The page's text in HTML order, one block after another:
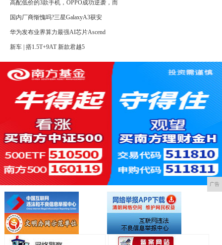
高配低价的3款手机，OPPO成功逆袭，而
国内厂商惭愧吗?三星GalaxyA3获安
华为发布业界算力最强AI芯片Ascend
新车 | 搭1.5T+9AT 新款君越5
广告